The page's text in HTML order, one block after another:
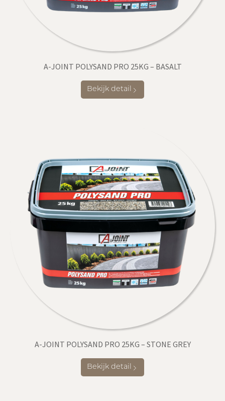
A-JOINT POLYSAND PRO 25KG – BASALT
Bekijk detail
A-JOINT POLYSAND PRO 25KG – STONE GREY
Bekijk detail